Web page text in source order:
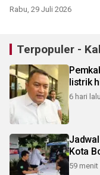
Rabu, 29 Juli 2026
Terpopuler -
listrik
6 hari lalu
Kota
59 menit